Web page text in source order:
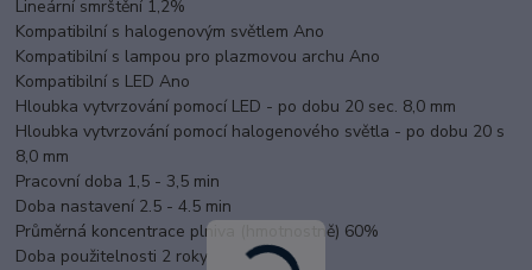
Lineární smrštění 1,2%
Kompatibilní s halogenovým světlem Ano
Kompatibilní s lampou pro plazmovou archu Ano
Kompatibilní s LED Ano
Hloubka vytvrzování pomocí LED - po dobu 20 sec. 8,0 mm
Hloubka vytvrzování pomocí halogenového světla - po dobu 20 s
8,0 mm
Pracovní doba 1,5 - 3,5 min
Doba nastavení 2.5 - 4.5 min
Průměrná koncentrace plniva (hmotnostně) 60%
Doba použitelnosti 2 roky